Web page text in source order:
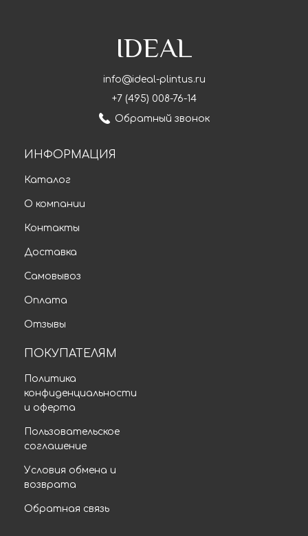
IDEAL
info@ideal-plintus.ru
+7 (495) 008-76-14
Обратный звонок
ИНФОРМАЦИЯ
Каталог
О компании
Контакты
Доставка
Самовывоз
Оплата
Отзывы
ПОКУПАТЕЛЯМ
Политика
конфиденциальности
и оферта
Пользовательское
соглашение
Условия обмена и
возврата
Обратная связь